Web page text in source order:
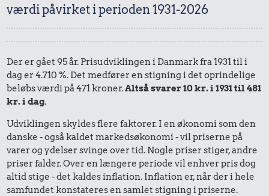
værdi påvirket i perioden 1931-2026
Der er gået 95 år. Prisudviklingen i Danmark fra 1931 til i
dag er 4.710 %. Det medfører en stigning i det oprindelige
beløbs værdi på 471 kroner.Altså svarer 10 kr. i 1931 til 481
kr. i dag.
Udviklingen skyldes flere faktorer. I en økonomi som den
danske - også kaldet markedsøkonomi - vil priserne på
varer og ydelser svinge over tid. Nogle priser stiger, andre
priser falder. Over en længere periode vil enhver pris dog
altid stige - det kaldes inflation. Inflation er, når der i hele
samfundet konstateres en samlet stigning i priserne.